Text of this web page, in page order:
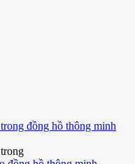
đồng hồ thông minh